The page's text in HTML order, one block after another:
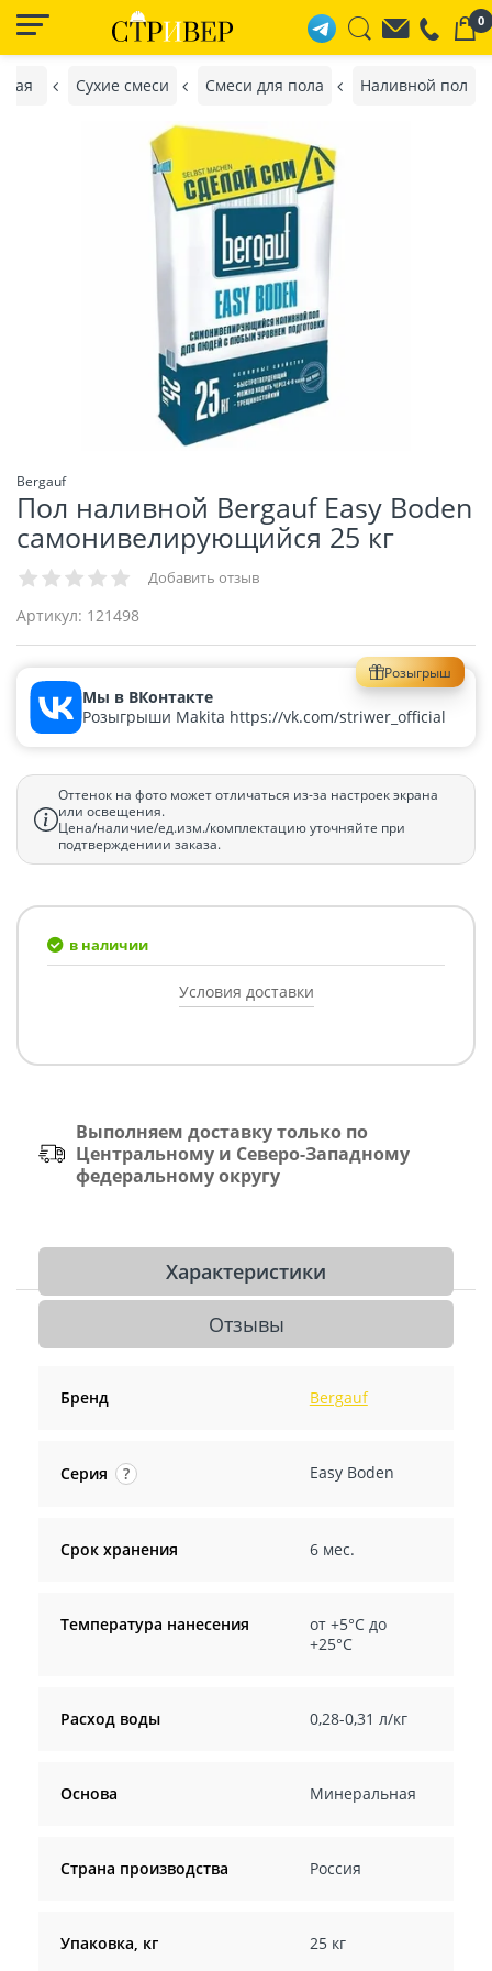
0
Сухие смеси Смеси для пола Наливной пол
Bergauf
Пол наливной Bergauf Easy Boden
самонивелирующийся 25 кг
Добавить отзыв
Артикул: 121498
Розыгрыш
Мы в ВКонтакте
Розыгрыши Makita https://vk.com/striwer_official
Оттенок на фото может отличаться из-за настроек экрана
или освещения.
Цена/наличие/ед.изм./комплектацию уточняйте при
подтверждениии заказа.
в наличии
Условия доставки
Выполняем доставку только по
Центральному и Северо-Западному
федеральному округу
Характеристики
Отзывы
Бренд Bergauf
Серия ? Easy Boden
Срок хранения 6 мес.
Температура нанесения
от +5°С до
+25°С
Расход воды 0,28-0,31 л/кг
Основа Минеральная
Страна производства Россия
Упаковка, кг 25 кг